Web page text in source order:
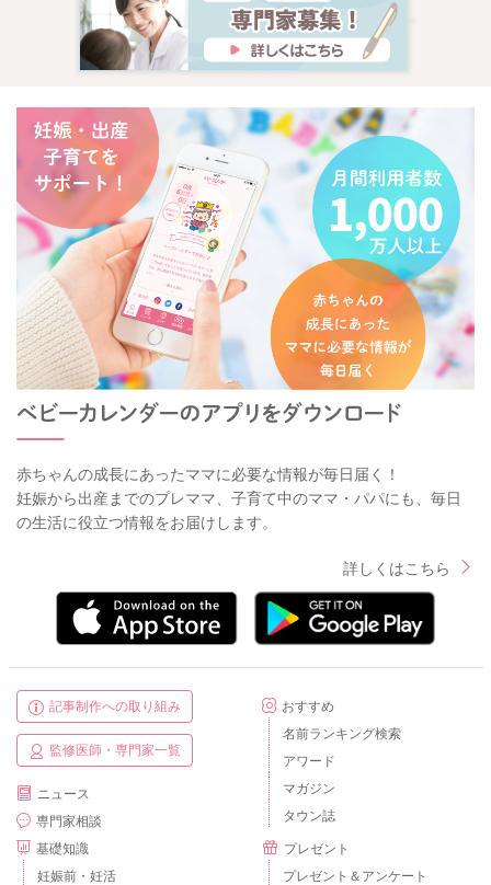
赤ちゃんの成長にあったママに必要な情報が毎日届く！
妊娠から出産までのプレママ、子育て中のママ・パパにも、毎日
の生活に役立つ情報をお届けします。
詳しくはこちら
記事制作への取り組み
監修医師・専門家一覧
ニュース
専門家相談
基礎知識
妊娠前・妊活
おすすめ
名前ランキング検索
アワード
マガジン
タウン誌
プレゼント
プレゼント＆アンケート